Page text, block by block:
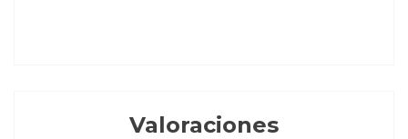
Valoraciones